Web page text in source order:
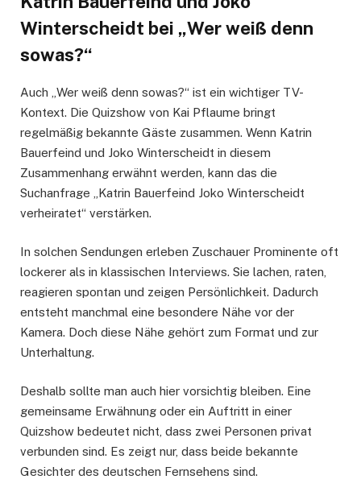
Winterscheidt bei „Wer weiß denn
sowas?“
Auch „Wer weiß denn sowas?“ ist ein wichtiger TV-
Kontext. Die Quizshow von Kai Pflaume bringt
regelmäßig bekannte Gäste zusammen. Wenn Katrin
Bauerfeind und Joko Winterscheidt in diesem
Zusammenhang erwähnt werden, kann das die
Suchanfrage „Katrin Bauerfeind Joko Winterscheidt
verheiratet“ verstärken.
In solchen Sendungen erleben Zuschauer Prominente oft
lockerer als in klassischen Interviews. Sie lachen, raten,
reagieren spontan und zeigen Persönlichkeit. Dadurch
entsteht manchmal eine besondere Nähe vor der
Kamera. Doch diese Nähe gehört zum Format und zur
Unterhaltung.
Deshalb sollte man auch hier vorsichtig bleiben. Eine
gemeinsame Erwähnung oder ein Auftritt in einer
Quizshow bedeutet nicht, dass zwei Personen privat
verbunden sind. Es zeigt nur, dass beide bekannte
Gesichter des deutschen Fernsehens sind.